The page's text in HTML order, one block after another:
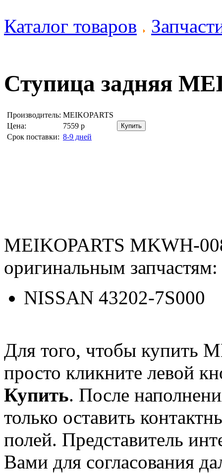
Каталог товаров
Ступица задняя
Производитель: MEIKOPARTS
Цена:
7559 р
Срок поставки: 8-9 дней
MEIKOPARTS MKWH-
оригинальным запчастям:
NISSAN 43202-7S000
Для того, чтобы купить
просто кликните левой
Купить. После
только оставить
полей. Представитель
Вами для согласования